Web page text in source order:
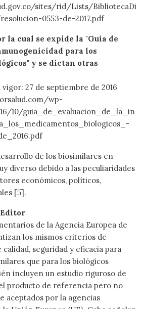
sites/rid/Lists/BibliotecaDi
0553-de-2017.pdf
la cual se expide la "Guía de
para los
y se dictan otras
27 de septiembre de 2016
wp-
10/guia_de_evaluacion_de_la_in
de los biosimilares en
diverso debido a las peculiaridades
económicos, políticos,
[5].
de la Agencia Europea de
los mismos criterios de
seguridad y eficacia para
que para los biológicos
incluyen un estudio riguroso de
producto de referencia pero no
aceptados por la agencias